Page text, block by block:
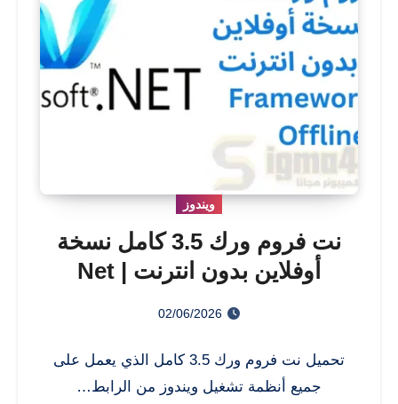
ويندوز
نت فروم ورك 3.5 كامل نسخة
أوفلاين بدون انترنت | Net
02/06/2026
تحميل نت فروم ورك 3.5 كامل الذي يعمل على
جميع أنظمة تشغيل ويندوز من الرابط…